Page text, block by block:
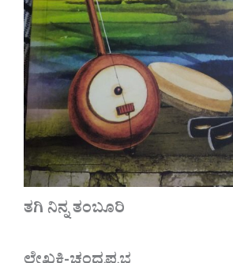
ತಗಿ ನಿನ್ನ ತಂಬೂರಿ